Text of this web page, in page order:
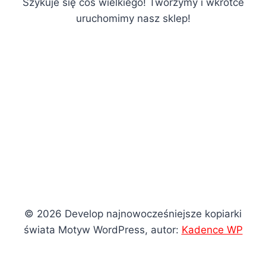
uruchomimy nasz sklep!
© 2026 Develop najnowocześniejsze kopiarki
świata Motyw WordPress, autor: Kadence WP